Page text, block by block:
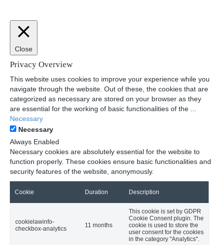
Close
Privacy Overview
This website uses cookies to improve your experience while you
navigate through the website. Out of these, the cookies that are
categorized as necessary are stored on your browser as they
are essential for the working of basic functionalities of the
Necessary
Necessary
Always Enabled
Necessary cookies are absolutely essential for the website to
function properly. These cookies ensure basic functionalities and
security features of the website, anonymously.
Cookie Duration Description
cookielawinfo-
checkbox-analytics
11 months
This cookie is set by GDPR
Cookie Consent plugin. The
cookie is used to store the
user consent for the cookies
in the category "Analytics".